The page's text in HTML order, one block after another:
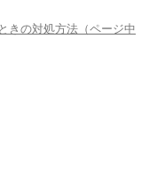
きの対処方法（ページ中